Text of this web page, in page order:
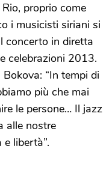
proprio come
i musicisti siriani si
concerto in diretta
celebrazioni 2013.
“In tempi di
più che mai
le persone… Il jazz
alle nostre
libertà”.